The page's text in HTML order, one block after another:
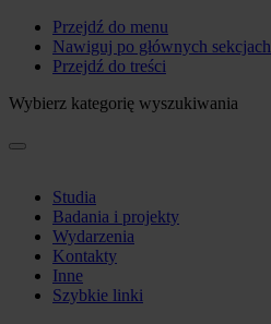
Przejdź do menu
Nawiguj po głównych sekcjach
Przejdź do treści
Wybierz kategorię wyszukiwania
Studia
Badania i projekty
Wydarzenia
Kontakty
Inne
Szybkie linki